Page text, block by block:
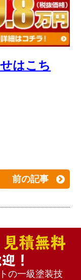
はこち
前の記事
積無料
！
の一級塗装技